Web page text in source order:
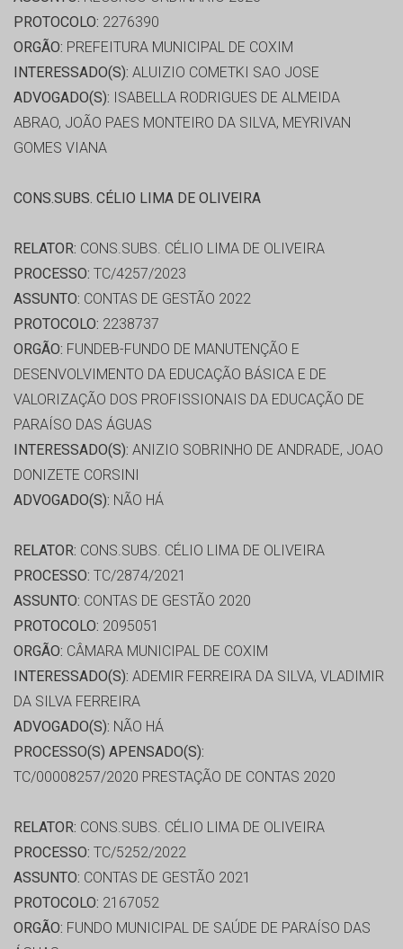
PROTOCOLO: 2276390
ORGÃO: PREFEITURA MUNICIPAL DE COXIM
INTERESSADO(S): ALUIZIO COMETKI SAO JOSE
ADVOGADO(S): ISABELLA RODRIGUES DE ALMEIDA
ABRAO, JOÃO PAES MONTEIRO DA SILVA, MEYRIVAN
GOMES VIANA
CONS.SUBS. CÉLIO LIMA DE OLIVEIRA
RELATOR: CONS.SUBS. CÉLIO LIMA DE OLIVEIRA
PROCESSO: TC/4257/2023
ASSUNTO: CONTAS DE GESTÃO 2022
PROTOCOLO: 2238737
ORGÃO: FUNDEB-FUNDO DE MANUTENÇÃO E
DESENVOLVIMENTO DA EDUCAÇÃO BÁSICA E DE
VALORIZAÇÃO DOS PROFISSIONAIS DA EDUCAÇÃO DE
PARAÍSO DAS ÁGUAS
INTERESSADO(S): ANIZIO SOBRINHO DE ANDRADE, JOAO
DONIZETE CORSINI
ADVOGADO(S): NÃO HÁ
RELATOR: CONS.SUBS. CÉLIO LIMA DE OLIVEIRA
PROCESSO: TC/2874/2021
ASSUNTO: CONTAS DE GESTÃO 2020
PROTOCOLO: 2095051
ORGÃO: CÂMARA MUNICIPAL DE COXIM
INTERESSADO(S): ADEMIR FERREIRA DA SILVA, VLADIMIR
DA SILVA FERREIRA
ADVOGADO(S): NÃO HÁ
PROCESSO(S) APENSADO(S):
TC/00008257/2020 PRESTAÇÃO DE CONTAS 2020
RELATOR: CONS.SUBS. CÉLIO LIMA DE OLIVEIRA
PROCESSO: TC/5252/2022
ASSUNTO: CONTAS DE GESTÃO 2021
PROTOCOLO: 2167052
ORGÃO: FUNDO MUNICIPAL DE SAÚDE DE PARAÍSO DAS